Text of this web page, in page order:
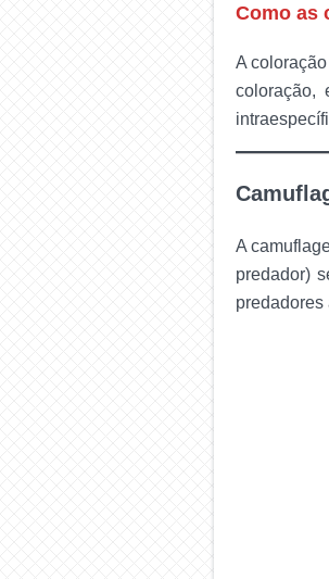
Como as
A
coloração,
A
predador)
predadores